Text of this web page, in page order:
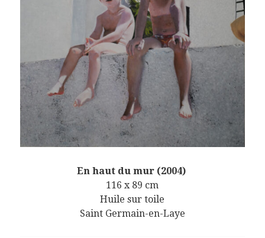
En haut du mur (2004)
116 x 89 cm
Huile sur toile
Saint Germain-en-Laye